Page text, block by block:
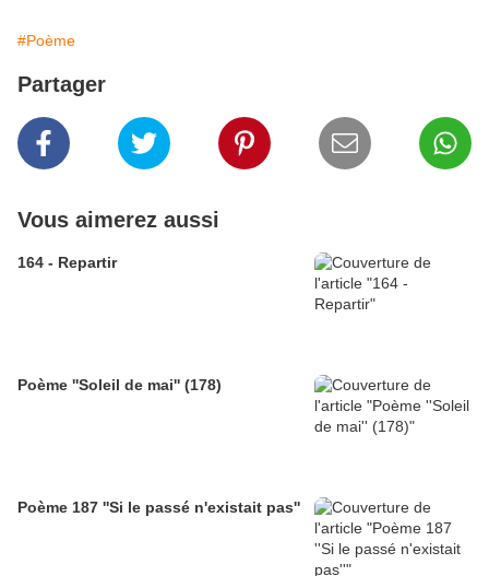
#Poème
Partager
Vous aimerez aussi
164 - Repartir
Poème ''Soleil de mai'' (178)
Poème 187 ''Si le passé n'existait pas''